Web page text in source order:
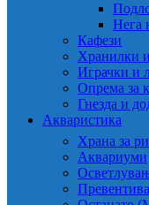
Нега
Кафези
Хранилки
Играчки и
Опрема за
Гнезда и
Акваристика
Храна за
Аквариуми